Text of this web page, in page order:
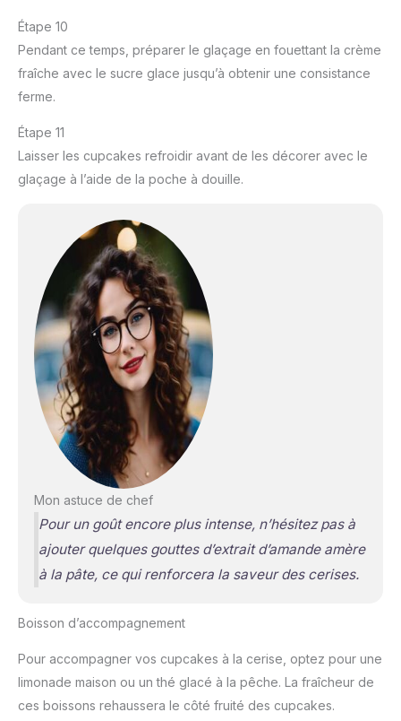
Étape 10
Pendant ce temps, préparer le glaçage en fouettant la crème
fraîche avec le sucre glace jusqu’à obtenir une consistance
ferme.
Étape 11
Laisser les cupcakes refroidir avant de les décorer avec le
glaçage à l’aide de la poche à douille.
Mon astuce de chef
Pour un goût encore plus intense, n’hésitez pas à
ajouter quelques gouttes d’extrait d’amande amère
à la pâte, ce qui renforcera la saveur des cerises.
Boisson d’accompagnement
Pour accompagner vos cupcakes à la cerise, optez pour une
limonade maison ou un thé glacé à la pêche. La fraîcheur de
ces boissons rehaussera le côté fruité des cupcakes.